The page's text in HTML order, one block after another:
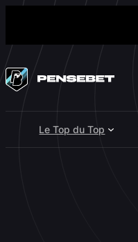
au
contenu
Le Top du Top